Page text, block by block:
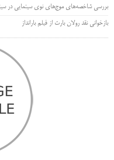
بررسی شاخصه‌های موج‌های نوی سینمایی در سینمای
بازخوانی نقد رولان بارت از فیلم بارانداز